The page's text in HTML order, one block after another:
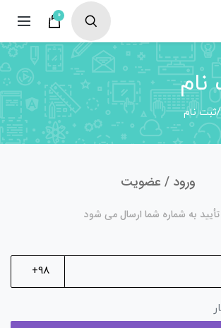
0
ثبت نام
ورود / عضویت
به شماره شما ارسال می شود